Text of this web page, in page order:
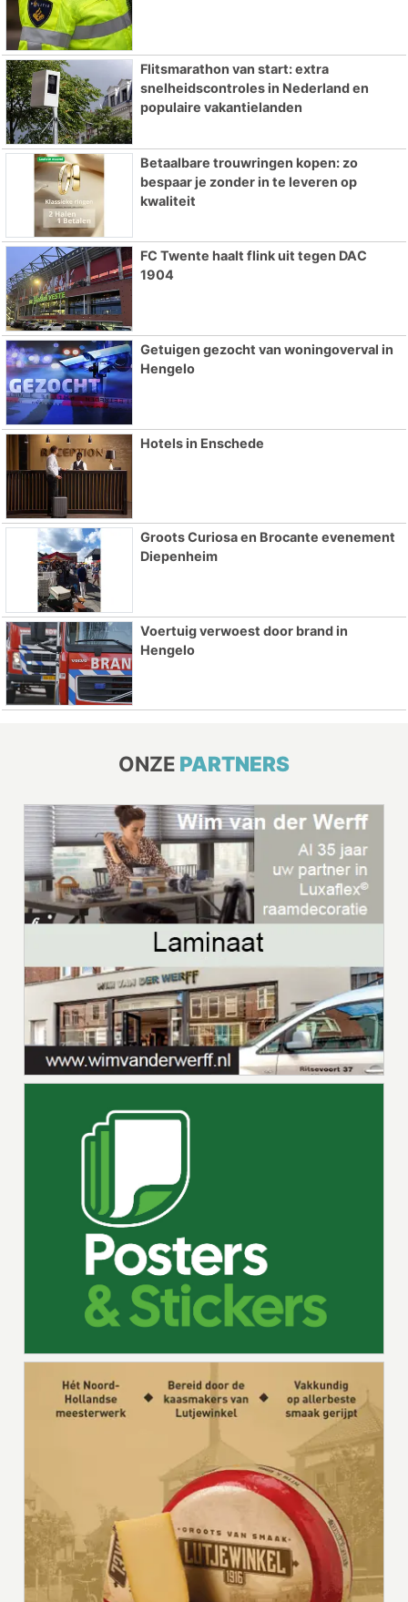
Flitsmarathon van start: extra
snelheidscontroles in Nederland en
populaire vakantielanden
Betaalbare trouwringen kopen: zo
bespaar je zonder in te leveren op
kwaliteit
FC Twente haalt flink uit tegen DAC
1904
Getuigen gezocht van woningoverval in
Hengelo
Hotels in Enschede
Groots Curiosa en Brocante evenement
Diepenheim
Voertuig verwoest door brand in
Hengelo
ONZE PARTNERS